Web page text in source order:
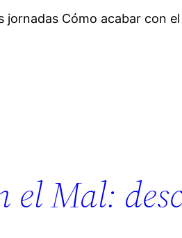
jornadas Cómo acabar con el
Mal: